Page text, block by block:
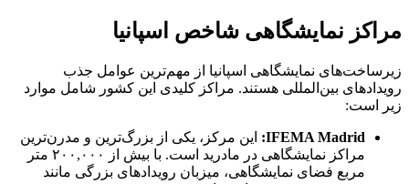
مراکز نمایشگاهی شاخص اسپانیا
زیرساخت‌های نمایشگاهی اسپانیا از مهم‌ترین عوامل جذب
رویدادهای بین‌المللی هستند. مراکز کلیدی این کشور شامل موارد
زیر است:
IFEMA Madrid
: این مرکز، یکی از بزرگ‌ترین و مدرن‌ترین
مراکز نمایشگاهی در مادرید است. با بیش از ۲۰۰,۰۰۰ متر
مربع فضای نمایشگاهی، میزبان رویدادهای بزرگی مانند